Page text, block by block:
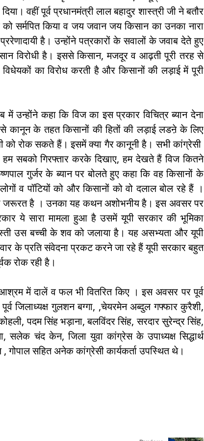
वहीं पूर्व प्रधानमंत्री लाल बहादुर शास्त्री जी ने बतौर
सर्मपित किया व जय जवान जय किसान का उनका नारा
है। उन्होंने पत्रकारों के सवालों के जवाब देते हुए
विरोधी है। इससे किसान, मजदूर व आढ़ती पूरी तरह से
का विरोध करती है और किसानों की लड़ाई में पूरी
उन्होंने कहा कि विज का इस प्रकार विचित्र ब्यान देना
कानून के तहत किसानों की हितों की लड़ाई लडऩे के लिए
को रोक सकते हैं। इसमें क्या गैर कानूनी है। सभी कांग्रेसी
हम सबको गिरफ्तार करके दिखाए, हम देखते हैं विज कितने
गुर्जर के ब्यान पर बोलते हुए कहा कि वह किसानों के
व पॉटियों को और किसानों को वो दलाल बोल रहे हैं ।
जरूरत है । उनका यह कथन अशोभनीय है। इस अवसर पर
ये सारा मामला हुआ है उसमें यूपी सरकार की भूमिका
उस बच्ची के शव को जलाया है। यह असभ्यता और यूपी
के प्रति संवेदना प्रकट करने जा रहे हैं यूपी सरकार बहुत
रोक रही है।
में दालें व फल भी वितरित किए । इस अवसर पर पूर्व
जिलाध्यक्ष गुलशन बग्गा, ,चेयरमेन अब्दुल गफ्फार कुरैशी,
पदम सिंह भड़ाना, बलविंदर सिंह, सरदार सुरेन्द्र सिंह,
सलेक चंद केन, जिला युवा कांग्रेस के उपाध्यक्ष सिद्धार्थ
गोपाल सहित अनेक कांग्रेसी कार्यकर्ता उपस्थित थे।